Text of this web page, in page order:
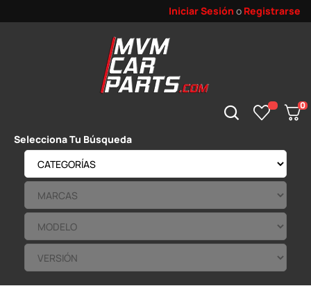
Iniciar Sesión o Registrarse
0
Selecciona Tu Búsqueda